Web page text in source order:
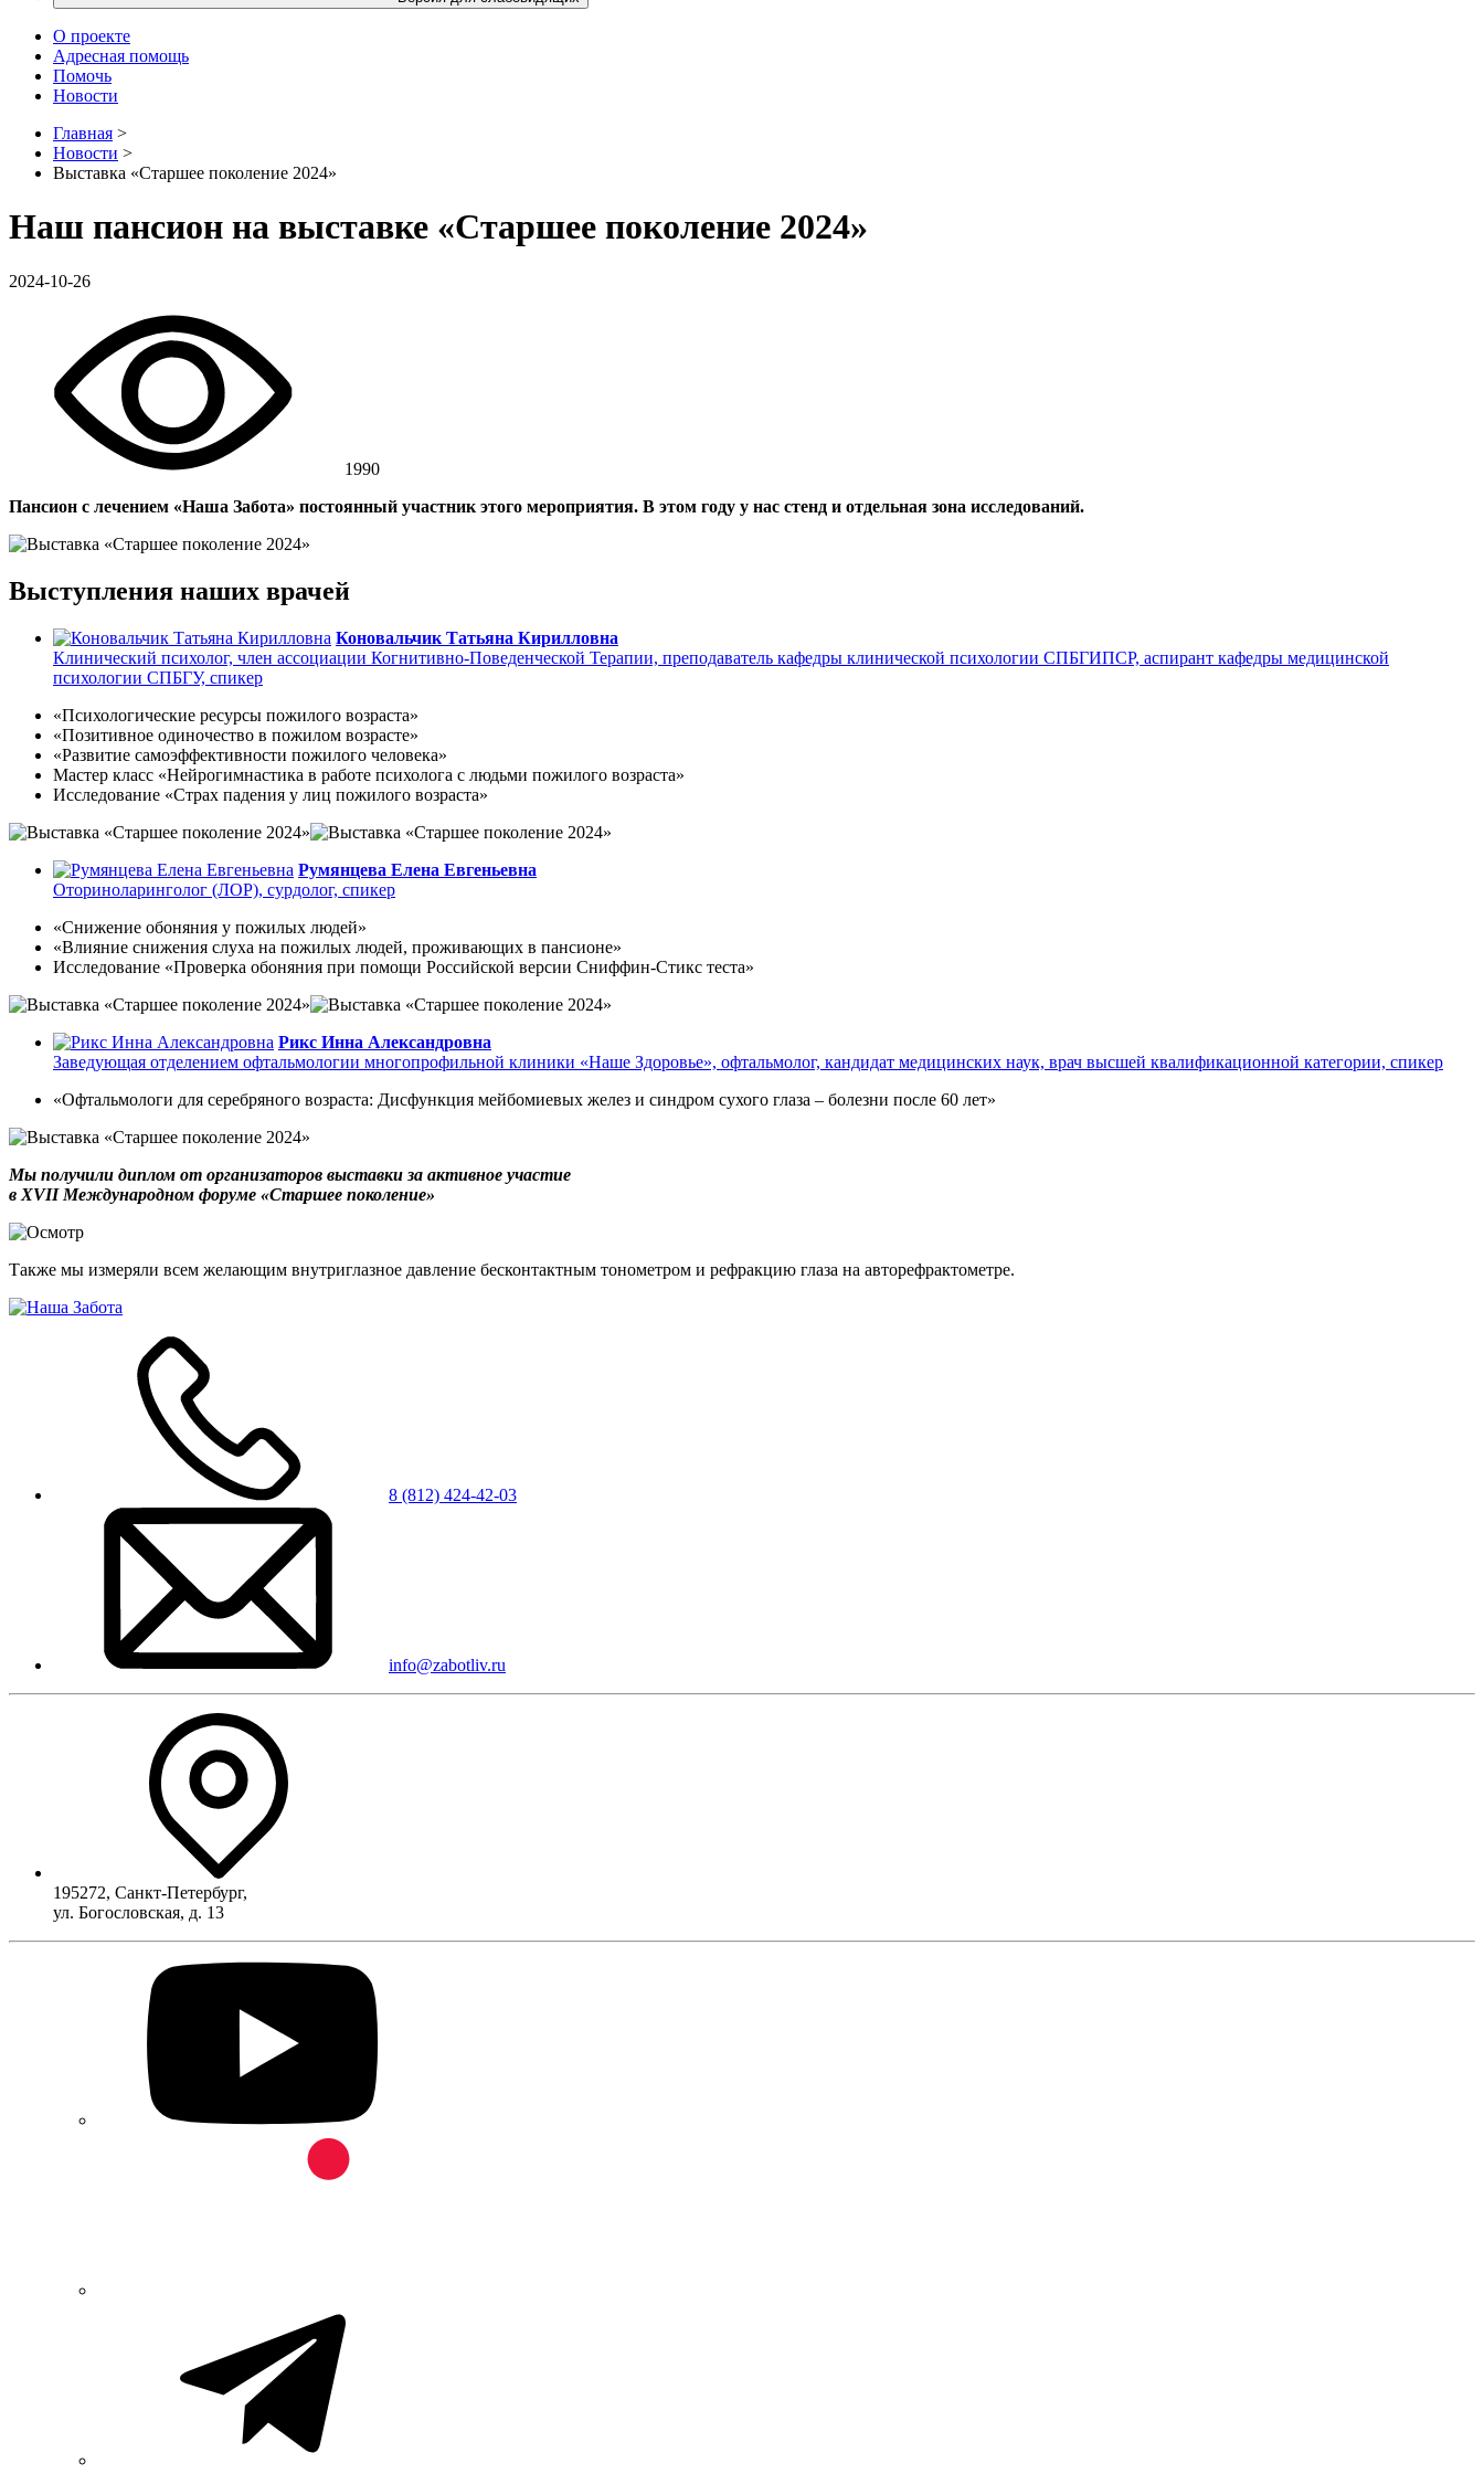
О проекте
Адресная помощь
Помочь
Новости
Главная >
Новости >
Выставка «Старшее поколение 2024»
Наш пансион на выставке «Старшее поколение 2024»
2024-10-26
1990
Пансион с лечением «Наша Забота» постоянный участник этого мероприятия. В этом году у нас стенд и отдельная зона исследований.
Выступления наших врачей
Коновальчик Татьяна Кирилловна
Клинический психолог, член ассоциации Когнитивно-Поведенческой Терапии, преподаватель кафедры клинической психологии СПБГИПСР, аспирант кафедры медицинской
психологии СПБГУ, спикер
«Психологические ресурсы пожилого возраста»
«Позитивное одиночество в пожилом возрасте»
«Развитие самоэффективности пожилого человека»
Мастер класс «Нейрогимнастика в работе психолога с людьми пожилого возраста»
Исследование «Страх падения у лиц пожилого возраста»
Румянцева Елена Евгеньевна
Оториноларинголог (ЛОР), сурдолог, спикер
«Снижение обоняния у пожилых людей»
«Влияние снижения слуха на пожилых людей, проживающих в пансионе»
Исследование «Проверка обоняния при помощи Российской версии Сниффин-Стикс теста»
Рикс Инна Александровна
Заведующая отделением офтальмологии многопрофильной клиники «Наше Здоровье», офтальмолог, кандидат медицинских наук, врач высшей квалификационной категории, спикер
«Офтальмологи для серебряного возраста: Дисфункция мейбомиевых желез и синдром сухого глаза – болезни после 60 лет»
Мы получили диплом от организаторов выставки за активное участие
в XVII Международном форуме «Старшее поколение»
Также мы измеряли всем желающим внутриглазное давление бесконтактным тонометром и рефракцию глаза на авторефрактометре.
8 (812) 424-42-03
info@zabotliv.ru
195272, Санкт-Петербург,
ул. Богословская, д. 13